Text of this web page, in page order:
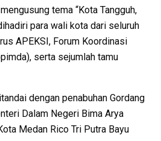
tema “Kota Tangguh,
para wali kota dari seluruh
APEKSI, Forum Koordinasi
serta sejumlah tamu
dengan penabuhan Gordang
Dalam Negeri Bima Arya
Medan Rico Tri Putra Bayu